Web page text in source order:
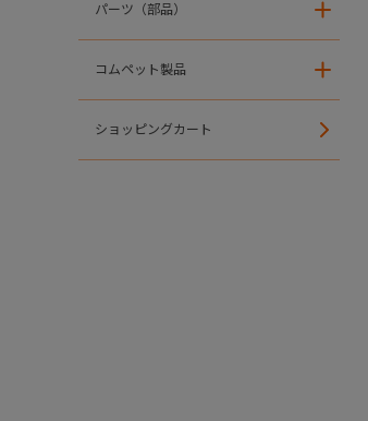
パーツ（部品）
コムペット製品
ショッピングカート